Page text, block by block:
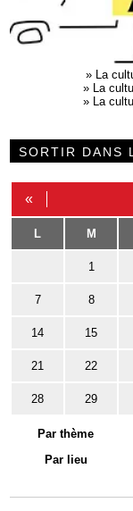
»
La
»
La
»
La
SORTIR DANS
«
L M
1
7 8
14 15
21 22
28 29
Par thème
Par lieu